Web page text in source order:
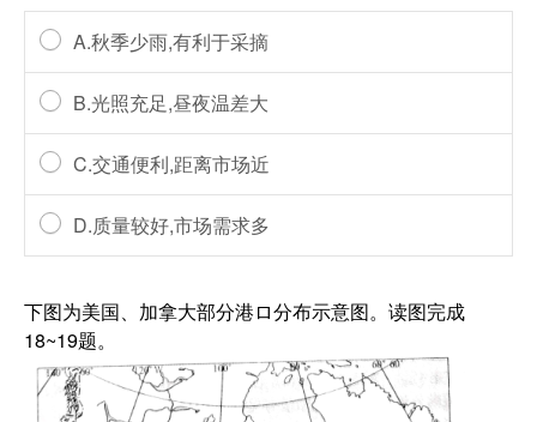
A.秋季少雨,有利于采摘
B.光照充足,昼夜温差大
C.交通便利,距离市场近
D.质量较好,市场需求多
下图为美国、加拿大部分港ロ分布示意图。读图完成
18~19题。